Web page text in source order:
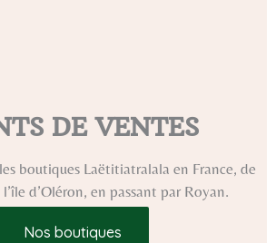
DE VENTES
boutiques Laëtitiatralala en France, de
d’Oléron, en passant par Royan.
Nos boutiques